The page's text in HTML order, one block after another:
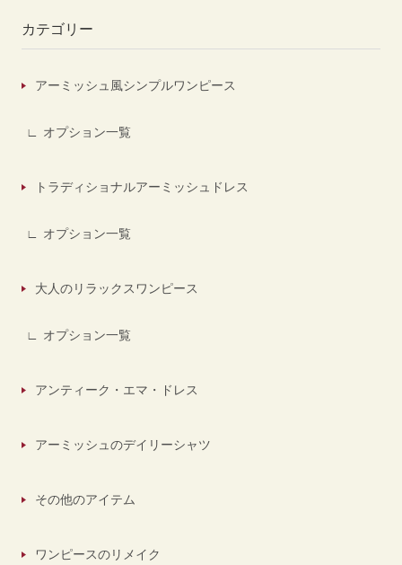
カテゴリー
アーミッシュ風シンプルワンピース
オプション一覧
トラディショナルアーミッシュドレス
オプション一覧
大人のリラックスワンピース
オプション一覧
アンティーク・エマ・ドレス
アーミッシュのデイリーシャツ
その他のアイテム
ワンピースのリメイク